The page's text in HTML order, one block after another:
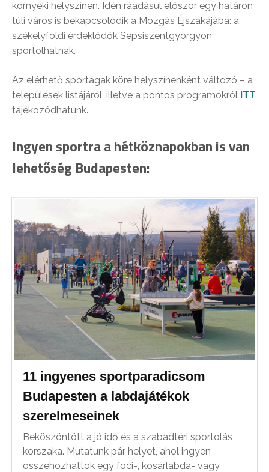
környéki helyszínen. Idén ráadásul először egy határon
túli város is bekapcsolódik a Mozgás Éjszakájába: a
székelyföldi érdeklődők Sepsiszentgyörgyön
sportolhatnak.
Az elérhető sportágak köre helyszínenként változó – a
települések listájáról, illetve a pontos programokról ITT
tájékozódhatunk.
Ingyen sportra a hétköznapokban is van
lehetőség Budapesten:
11 ingyenes sportparadicsom
Budapesten a labdajátékok
szerelmeseinek
Beköszöntött a jó idő és a szabadtéri sportolás
korszaka. Mutatunk pár helyet, ahol ingyen
összehozhattok egy foci-, kosárlabda- vagy